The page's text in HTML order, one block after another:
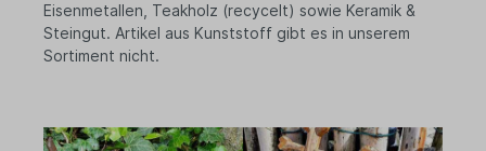
Eisenmetallen, Teakholz (recycelt) sowie Keramik &
Steingut. Artikel aus Kunststoff gibt es in unserem
Sortiment nicht.